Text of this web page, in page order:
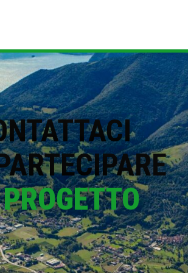
PROGETTO